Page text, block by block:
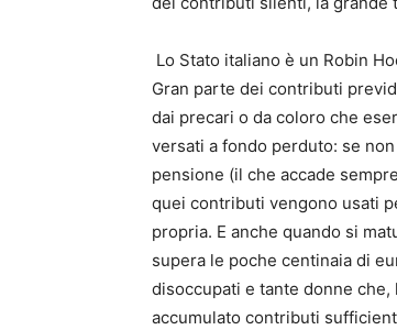
Lo Stato italiano è un Robin
Gran parte dei contributi
dai precari o da coloro che
versati a fondo perduto: se
pensione (il che accade
quei contributi vengono usati
propria. E anche quando si
supera le poche centinaia di
disoccupati e tante donne
accumulato contributi